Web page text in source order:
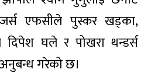
एफसीले पुस्कर खड्का,
घले र पोखरा थन्डर्स
गरेको छ।